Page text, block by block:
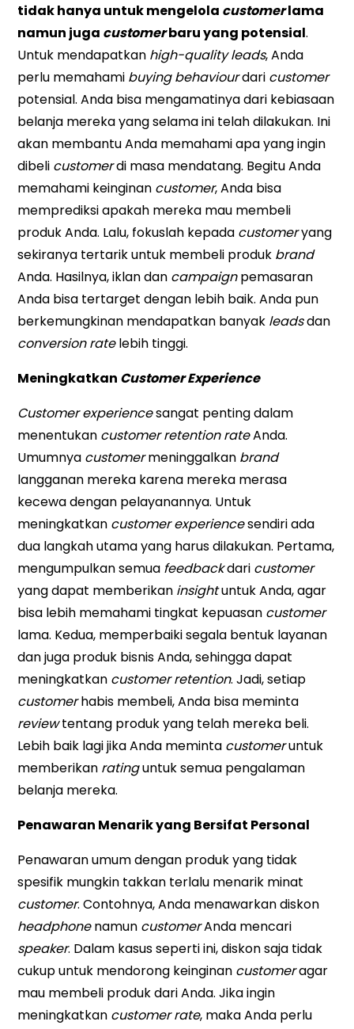
tidak hanya untuk mengelola customerlama
namun juga customerbaru yang potensial.
Untuk mendapatkan high-quality leads, Anda
perlu memahami buying behaviourdari customer
potensial. Anda bisa mengamatinya dari kebiasaan
belanja mereka yang selama ini telah dilakukan. Ini
akan membantu Anda memahami apa yang ingin
dibeli customerdi masa mendatang. Begitu Anda
memahami keinginan customer, Anda bisa
memprediksi apakah mereka mau membeli
produk Anda. Lalu, fokuslah kepada customeryang
sekiranya tertarik untuk membeli produk brand
Anda. Hasilnya, iklan dan campaignpemasaran
Anda bisa tertarget dengan lebih baik. Anda pun
berkemungkinan mendapatkan banyak leadsdan
conversion ratelebih tinggi.
Meningkatkan Customer Experience
Customer experiencesangat penting dalam
menentukan customer retention rateAnda.
Umumnya customermeninggalkan brand
langganan mereka karena mereka merasa
kecewa dengan pelayanannya. Untuk
meningkatkan customer experiencesendiri ada
dua langkah utama yang harus dilakukan. Pertama,
mengumpulkan semua feedbackdari customer
yang dapat memberikan insightuntuk Anda, agar
bisa lebih memahami tingkat kepuasan customer
lama. Kedua, memperbaiki segala bentuk layanan
dan juga produk bisnis Anda, sehingga dapat
meningkatkan customer retention. Jadi, setiap
customerhabis membeli, Anda bisa meminta
reviewtentang produk yang telah mereka beli.
Lebih baik lagi jika Anda meminta customeruntuk
memberikan ratinguntuk semua pengalaman
belanja mereka.
Penawaran Menarik yang Bersifat Personal
Penawaran umum dengan produk yang tidak
spesifik mungkin takkan terlalu menarik minat
customer. Contohnya, Anda menawarkan diskon
headphonenamun customerAnda mencari
speaker. Dalam kasus seperti ini, diskon saja tidak
cukup untuk mendorong keinginan customeragar
mau membeli produk dari Anda. Jika ingin
meningkatkan customer rate, maka Anda perlu